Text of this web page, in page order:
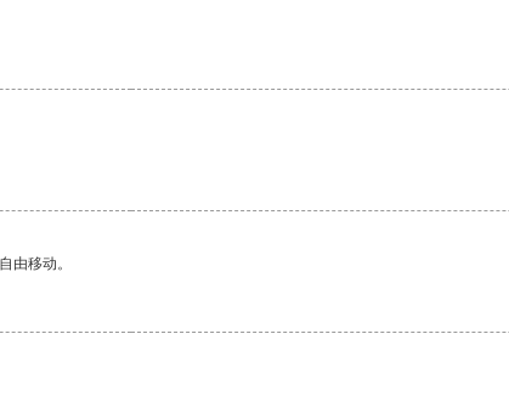
由移动。